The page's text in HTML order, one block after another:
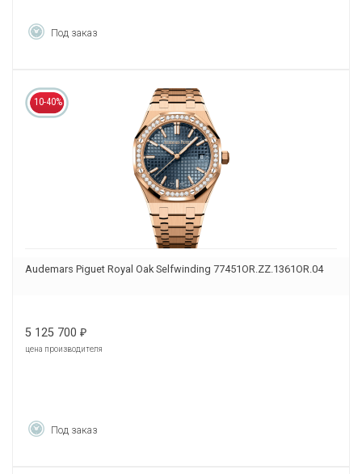
Под заказ
10-40%
Audemars Piguet Royal Oak Selfwinding 77451OR.ZZ.1361OR.04
5 125 700 ₽
цена производителя
Под заказ